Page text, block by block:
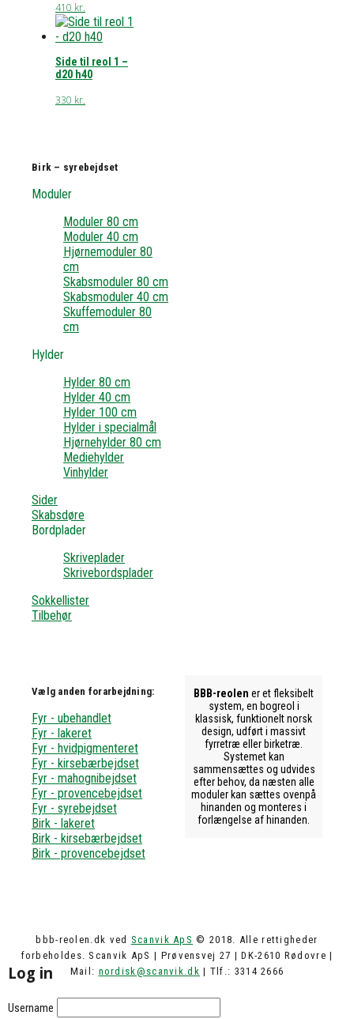
410 kr.
Side til reol 1 –
d20 h40
330 kr.
Birk – syrebejdset
Moduler
Moduler 80 cm
Moduler 40 cm
Hjørnemoduler 80
cm
Skabsmoduler 80 cm
Skabsmoduler 40 cm
Skuffemoduler 80
cm
Hylder
Hylder 80 cm
Hylder 40 cm
Hylder 100 cm
Hylder i specialmål
Hjørnehylder 80 cm
Mediehylder
Vinhylder
Sider
Skabsdøre
Bordplader
Skriveplader
Skrivebordsplader
Sokkellister
Tilbehør
Vælg anden forarbejdning:
Fyr - ubehandlet
Fyr - lakeret
Fyr - hvidpigmenteret
Fyr - kirsebærbejdset
Fyr - mahognibejdset
Fyr - provencebejdset
Fyr - syrebejdset
Birk - lakeret
Birk - kirsebærbejdset
Birk - provencebejdset
BBB-reolen er et fleksibelt
system, en bogreol i
klassisk, funktionelt norsk
design, udført i massivt
fyrretræ eller birketræ.
Systemet kan
sammensættes og udvides
efter behov, da næsten alle
moduler kan sættes ovenpå
hinanden og monteres i
forlængelse af hinanden.
bbb-reolen.dk ved Scanvik ApS © 2018. Alle rettigheder
forbeholdes. Scanvik ApS | Prøvensvej 27 | DK-2610 Rødovre |
Mail: nordisk@scanvik.dk | Tlf.: 3314 2666
Log in
Username